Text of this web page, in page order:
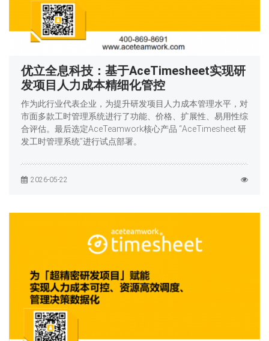
优立全息科技：基于AceTimesheet实现研
发项目人力成本精细化管控
作为此行业代表企业，为提升研发项目人力成本管理水平，对
市面多款工时管理系统进行了功能、价格、扩展性、易用性综
合评估。最后选定AceTeamwork核心产品 “AceTimesheet 研
发工时管理系统”进行试点部署。
2026-05-22